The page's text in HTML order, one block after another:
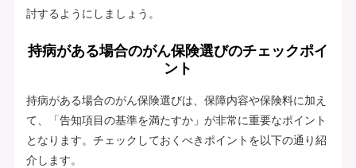
討するようにしましょう。
持病がある場合のがん保険選びのチェックポイ
ント
持病がある場合のがん保険選びは、保障内容や保険料に加え
て、「告知項目の基準を満たすか」が非常に重要なポイント
となります。チェックしておくべきポイントを以下の通り紹
介します。